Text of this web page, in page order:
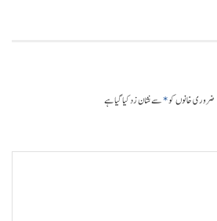
ضروری خانوں کو*سے نشان زد کیا گیا ہے